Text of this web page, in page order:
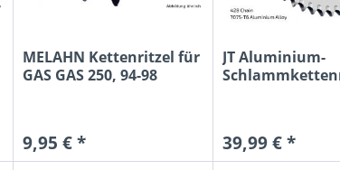
MELAHN Kettenritzel für
GAS GAS 250, 94-98
9,95 € *
JT Aluminium-
39,99 € *